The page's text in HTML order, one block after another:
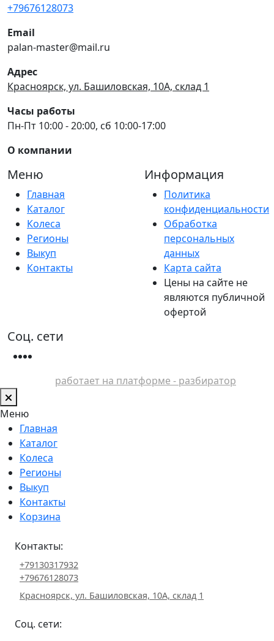
+79676128073
Email
palan-master@mail.ru
Адрес
Красноярск, ул. Башиловская, 10А, склад 1
Часы работы
Пн-Пт 10:00 - 20:00, сб 10:00-17:00
О компании
Меню
Главная
Каталог
Колеса
Регионы
Выкуп
Контакты
Информация
Политика
конфиденциальности
Обработка
персональных
данных
Карта сайта
Цены на сайте не
являются публичной
офертой
Соц. сети
работает на платформе - разбиратор
Меню
Главная
Каталог
Колеса
Регионы
Выкуп
Контакты
Корзина
Контакты:
+79130317932
+79676128073
Красноярск, ул. Башиловская, 10А, склад 1
Соц. сети: